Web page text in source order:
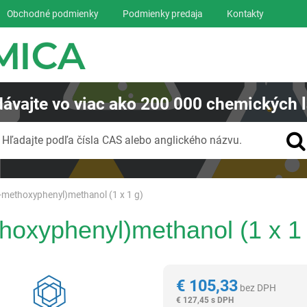
(1 x 1 g)
(1 x 1
€105,33 bez DPH
€ 127,45 s DPH
Obchodné podmienky Podmienky predaja Kontakty
vo viac ako200 000 chemických
Hľadajte podľa čísla CAS alebo anglického názvu.